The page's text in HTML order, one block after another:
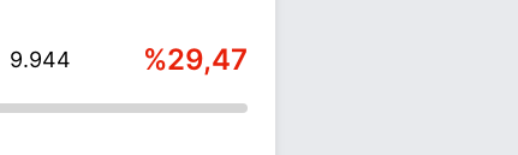
9.944 %29,47